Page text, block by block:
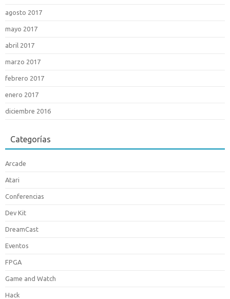
agosto 2017
mayo 2017
abril 2017
marzo 2017
febrero 2017
enero 2017
diciembre 2016
Categorías
Arcade
Atari
Conferencias
Dev Kit
DreamCast
Eventos
FPGA
Game and Watch
Hack